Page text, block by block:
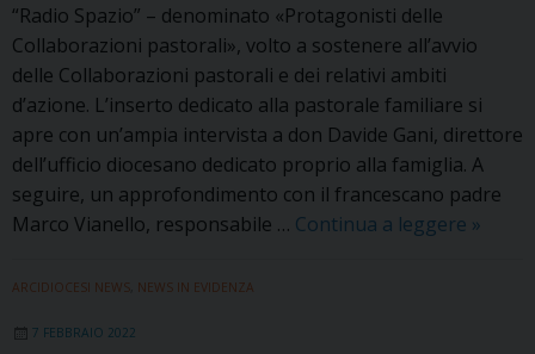
“Radio Spazio” – denominato «Protagonisti delle
Collaborazioni pastorali», volto a sostenere all’avvio
delle Collaborazioni pastorali e dei relativi ambiti
d’azione. L’inserto dedicato alla pastorale familiare si
apre con un’ampia intervista a don Davide Gani, direttore
dell’ufficio diocesano dedicato proprio alla famiglia. A
seguire, un approfondimento con il francescano padre
Marco Vianello, responsabile … Continua a leggere Con
»
ARCIDIOCESI NEWS NEWS IN EVIDENZA
7 FEBBRAIO 2022